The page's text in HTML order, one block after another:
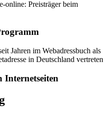
Internetseiten